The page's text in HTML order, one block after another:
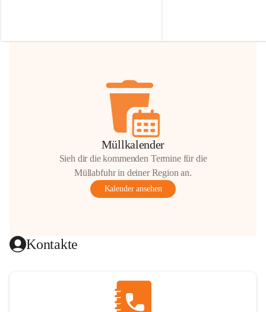
Hilfsbereitschaft!
Müllkalender
Sieh dir die kommenden Termine für die
Müllabfuhr in deiner Region an.
Kalender ansehen
Kontakte